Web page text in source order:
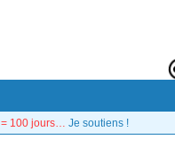
100 jours… Je soutiens !